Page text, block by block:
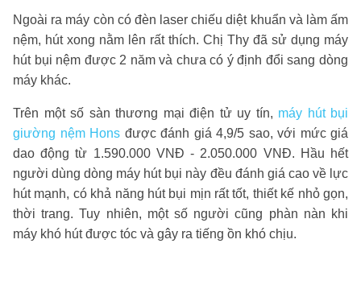
Ngoài ra máy còn có đèn laser chiếu diệt khuẩn và làm ấm
nệm, hút xong nằm lên rất thích. Chị Thy đã sử dụng máy
hút bụi nệm được 2 năm và chưa có ý định đổi sang dòng
máy khác.
Trên một số sàn thương mại điện tử uy tín, máy hút bụi
giường nệm Hons được đánh giá 4,9/5 sao, với mức giá
dao động từ 1.590.000 VNĐ - 2.050.000 VNĐ. Hầu hết
người dùng dòng máy hút bụi này đều đánh giá cao về lực
hút mạnh, có khả năng hút bụi mịn rất tốt, thiết kế nhỏ gọn,
thời trang. Tuy nhiên, một số người cũng phàn nàn khi
máy khó hút được tóc và gây ra tiếng ồn khó chịu.